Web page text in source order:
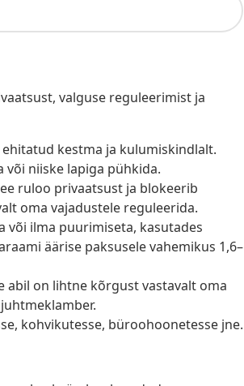
valguse reguleerimist ja
kestma ja kulumiskindlalt.
niiske lapiga pühkida.
ruloo privaatsust ja blokeerib
oma vajadustele reguleerida.
või ilma puurimiseta, kasutades
äärise paksusele vahemikus 1,6–
abil on lihtne kõrgust vastavalt oma
kohvikutesse, büroohoonetesse jne.